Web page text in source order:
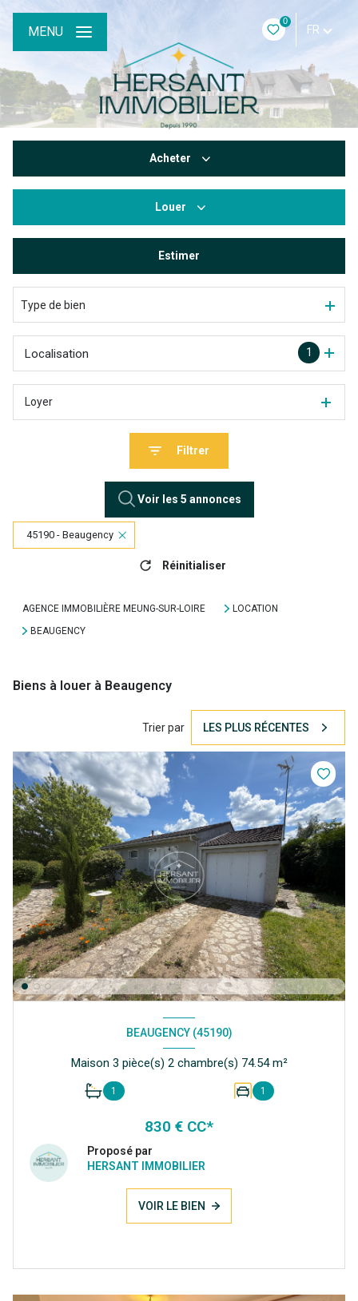
0
FR
MENU
Acheter
Louer
De l'immo pro
Estimer
Type de bien
1
Localisation
Loyer
Filtrer
Voir les 5 annonces
45190 - Beaugency
Réinitialiser
AGENCE IMMOBILIÈRE MEUNG-SUR-LOIRE
LOCATION
BEAUGENCY
Biens à louer à Beaugency
Trier par LES PLUS RÉCENTES
BEAUGENCY (45190)
Maison 3 pièce(s) 2 chambre(s) 74.54 m²
1 1
830 € CC*
Proposé par
HERSANT IMMOBILIER
VOIR LE BIEN